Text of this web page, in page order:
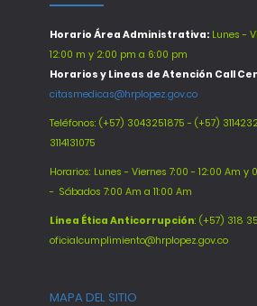
Horario Área Administrativa: Lunes -
12:00 m y 2:00 pm a 6:00 pm
Horarios y Lineas de Atención Call
citasmedicas@hrplopez.gov.co
Teléfonos: (+57) 3043251875 - (+57)
3114131075
Horarios: Lunes - Viernes 7:00 - 12:00 Am y
- Sábados 7:00 Am a 11:00 Am
Línea Ética Anticorrupción: (+57) 318
oficialcumplimiento@hrplopez.gov.co
MAPA DEL SITIO